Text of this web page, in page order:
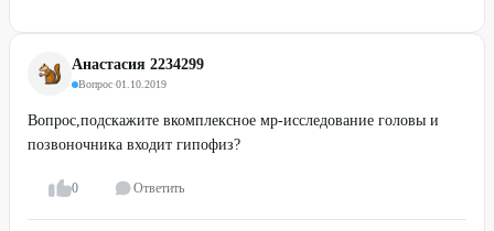
Анастасия 2234299
Вопрос·01.10.2019
Вопрос,подскажите вкомплексное мр-исследование головы и
позвоночника входит гипофиз?
0 Ответить